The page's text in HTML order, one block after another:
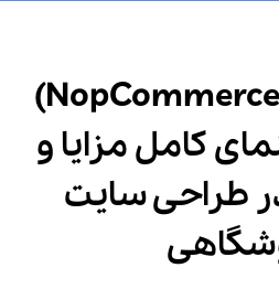
ناپ کامرس (NopCommerce)
کامل مزایا و
طراحی سایت